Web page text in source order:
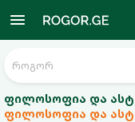
ფილოსოფია და
ფილოსოფია და